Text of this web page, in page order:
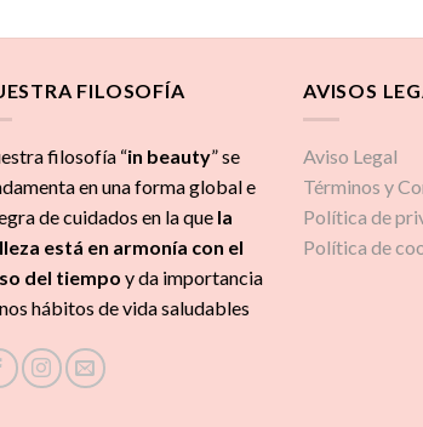
FILOSOFÍA
filosofía “in beauty” se
en una forma global e
de cuidados en la que la
está en armonía con el
del tiempo y da importancia
hábitos de vida saludables
AVISOS
Aviso Legal
Términos y
Política de
Política de